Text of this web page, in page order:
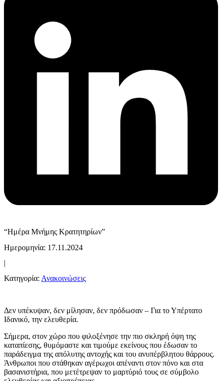
“Ημέρα Μνήμης Κρατητηρίων”
Ημερομηνία: 17.11.2024
|
Κατηγορία: Ανακοινώσεις
Δεν υπέκυψαν, δεν μίλησαν, δεν πρόδωσαν – Για το Υπέρτατο
Ιδανικό, την ελευθερία.
Σήμερα, στον χώρο που φιλοξένησε την πιο σκληρή όψη της
καταπίεσης, θυμόμαστε και τιμούμε εκείνους που έδωσαν το
παράδειγμα της απόλυτης αντοχής και του ανυπέρβλητου θάρρους.
Άνθρωποι που στάθηκαν αγέρωχοι απέναντι στον πόνο και στα
βασανιστήρια, που μετέτρεψαν το μαρτύριό τους σε σύμβολο